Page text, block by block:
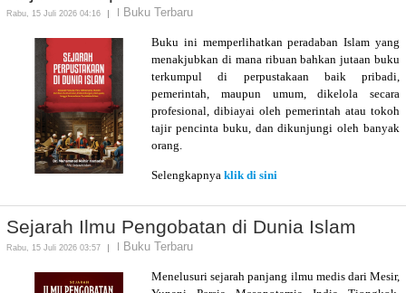
Rabu, 15 Juli 2026 04:16 Buku Terbaru
Buku ini memperlihatkan peradaban Islam yang
menakjubkan di mana ribuan bahkan jutaan buku
terkumpul di perpustakaan baik pribadi,
pemerintah, maupun umum, dikelola secara
profesional, dibiayai oleh pemerintah atau tokoh
tajir pencinta buku, dan dikunjungi oleh banyak
orang.
Selengkapnya klik di sini
Sejarah Ilmu Pengobatan di Dunia Islam
Rabu, 15 Juli 2026 03:57 Buku Terbaru
Menelusuri sejarah panjang ilmu medis dari Mesir,